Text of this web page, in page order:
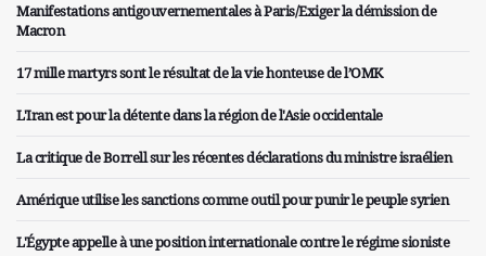
Manifestations antigouvernementales à Paris/Exiger la démission de
Macron
17 mille martyrs sont le résultat de la vie honteuse de l’OMK
L'Iran est pour la détente dans la région de l'Asie occidentale
La critique de Borrell sur les récentes déclarations du ministre israélien
Amérique utilise les sanctions comme outil pour punir le peuple syrien
L'Égypte appelle à une position internationale contre le régime sioniste